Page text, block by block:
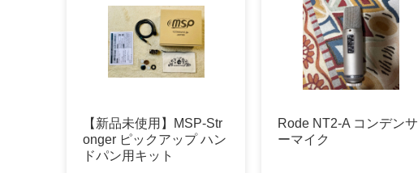
【新品未使用】MSP-Str
onger ピックアップ ハン
ドパン用キット
Rode NT2-A コンデンサ
ーマイク